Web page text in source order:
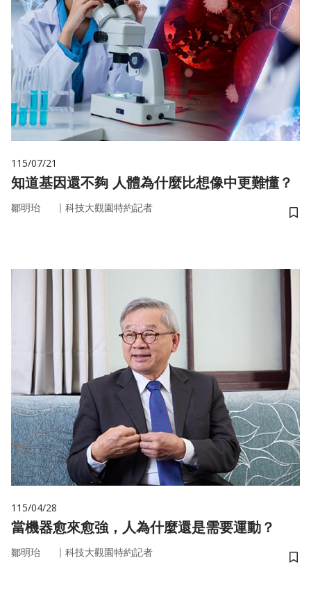
115/07/21
知道基因還不夠 人體為什麼比想像中更難懂？
鄒明珆 ｜ 科技大觀園特約記者
儲
115/04/28
當機器愈來愈強，人為什麼還是需要運動？
鄒明珆 ｜ 科技大觀園特約記者
儲